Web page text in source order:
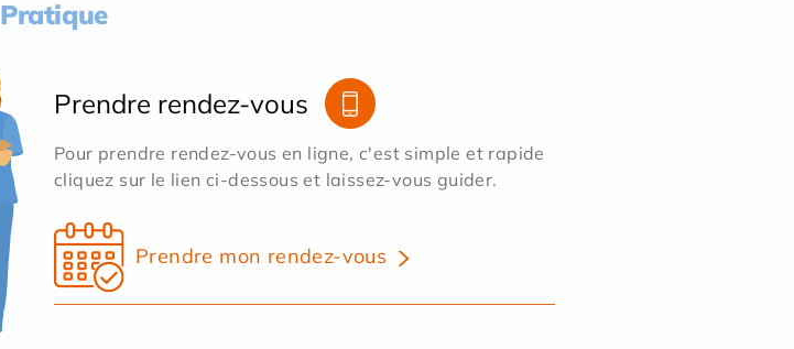
Pratique
Prendre rendez-vous
Pour prendre rendez-vous en ligne, c'est simple et rapide
cliquez sur le lien ci-dessous et laissez-vous guider.
Prendre mon rendez-vous